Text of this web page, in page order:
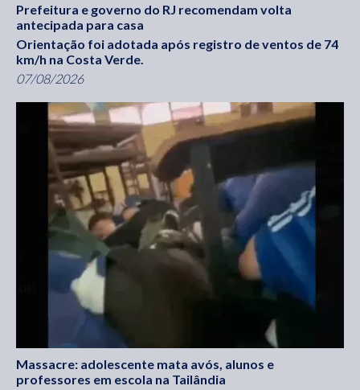
Prefeitura e governo do RJ recomendam volta
antecipada para casa
Orientação foi adotada após registro de ventos de 74
km/h na Costa Verde.
07/08/2026
Massacre: adolescente mata avós, alunos e
professores em escola na Tailândia